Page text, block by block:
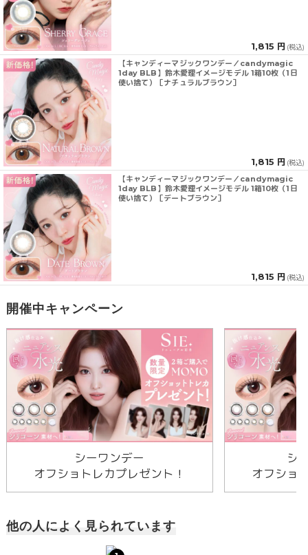
1,815 円 (税込)
【キャンディーマジックワンデー／candymagic
1day BLB】鈴木愛理イメージモデル 1箱10枚（1日
使い捨て）［ナチュラルブラウン］
1,815 円 (税込)
【キャンディーマジックワンデー／candymagic
1day BLB】鈴木愛理イメージモデル 1箱10枚（1日
使い捨て）［デートブラウン］
1,815 円 (税込)
開催中キャンペーン
シーワンデー
オフショトレカプレゼント！
シ
オフショ
他の人によく見られています